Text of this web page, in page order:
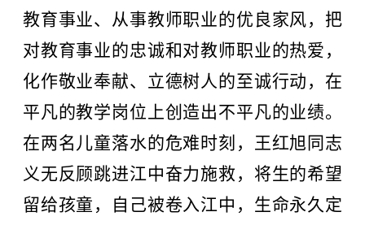
教育事业、从事教师职业的优良家风，把
对教育事业的忠诚和对教师职业的热爱，
化作敬业奉献、立德树人的至诚行动，在
平凡的教学岗位上创造出不平凡的业绩。
在两名儿童落水的危难时刻，王红旭同志
义无反顾跳进江中奋力施救，将生的希望
留给孩童，自己被卷入江中，生命永久定